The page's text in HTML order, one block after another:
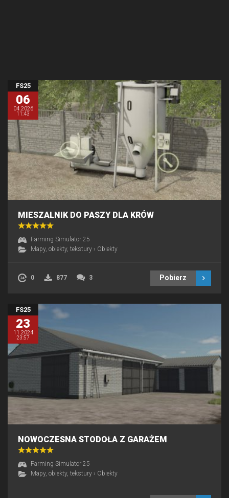
FS25
06
04.2026
11:43
MIESZALNIK DO PASZY DLA KRÓW
Farming Simulator 25
Mapy, obiekty, tekstury › Obiekty
0 877 3 Pobierz
FS25
23
11.2024
23:57
NOWOCZESNA STODOŁA Z GARAŻEM
Farming Simulator 25
Mapy, obiekty, tekstury › Obiekty